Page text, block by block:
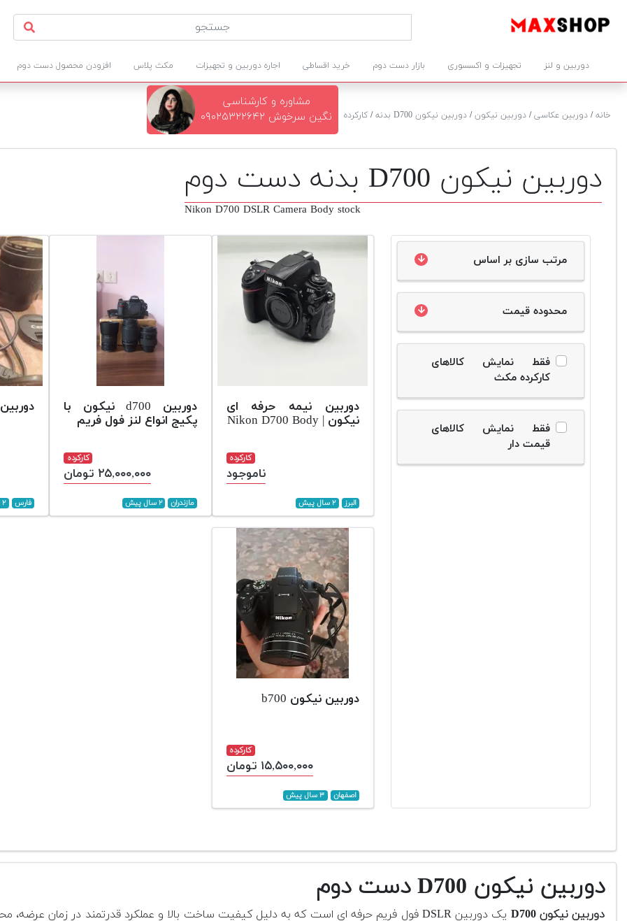
دوربین و لنز تجهیزات و اکسسوری بازار دست دوم خرید اقساطی اجاره دوربین و تجهیزات مکث پلاس افزودن محصول دست دوم
خانه/ دوربین عکاسی/ دوربین نیکون/ دوربین نیکون D700 بدنه / کارکرده
مشاوره و کارشناسی
نگین سرخوش ۰۹۰۲۵۳۲۲۶۴۲
دوربین نیکون D700 بدنه دست دوم
Nikon D700 DSLR Camera Body stock
مرتب سازی بر اساس
محدوده قیمت
فقط نمایش کالاهای
کارکرده مکث
فقط نمایش کالاهای
قیمت دار
دوربین نیمه حرفه ای
نیکون | Nikon D700 Body
کارکرده
ناموجود
البرز ۲ سال پیش
دوربین d700 نیکون با
پکیج انواع لنز فول فریم
کارکرده
۲۵,۰۰۰,۰۰۰ تومان
مازندران ۲ سال پیش
دوربین d700 canon
فارس ۲ سال پیش
دوربین نیکون b700
کارکرده
۱۵,۵۰۰,۰۰۰ تومان
اصفهان ۳ سال پیش
دوربین نیکون D700 دست دوم
دوربین نیکون D700
یک دوربین DSLR فول فریم حرفه ای است که به دلیل کیفیت ساخت بالا و عملکرد قدرتمند در زمان عرضه، محبوبیت زیادی در بین عکاسان حرفه ای و نیمه حرفه ای پیدا کرد.